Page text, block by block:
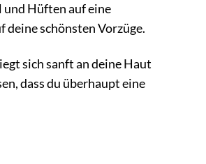
und Hüften auf eine
deine schönsten Vorzüge.
sich sanft an deine Haut
dass du überhaupt eine